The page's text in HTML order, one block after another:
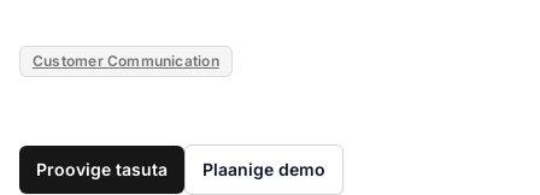
Customer Communication
Proovige tasuta Plaanige demo